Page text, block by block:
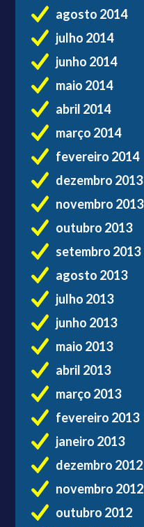
agosto 2014
julho 2014
junho 2014
maio 2014
abril 2014
março 2014
fevereiro 2014
dezembro 2013
novembro 2013
outubro 2013
setembro 2013
agosto 2013
julho 2013
junho 2013
maio 2013
abril 2013
março 2013
fevereiro 2013
janeiro 2013
dezembro 2012
novembro 2012
outubro 2012